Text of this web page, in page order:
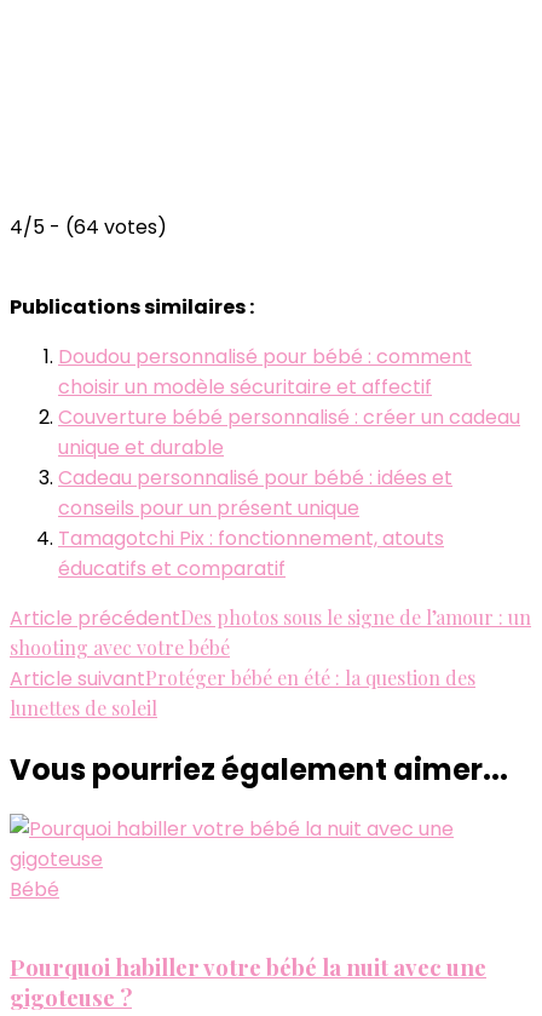
4/5 - (64 votes)
Publications similaires :
Doudou personnalisé pour bébé : comment
choisir un modèle sécuritaire et affectif
Couverture bébé personnalisé : créer un cadeau
unique et durable
Cadeau personnalisé pour bébé : idées et
conseils pour un présent unique
Tamagotchi Pix : fonctionnement, atouts
éducatifs et comparatif
Navigation
d'article
Article précédentDes photos sous le signe de l’amour : un
shooting avec votre bébé
Article suivantProtéger bébé en été : la question des
lunettes de soleil
Vous pourriez également aimer...
Bébé
Pourquoi habiller votre bébé la nuit avec une
gigoteuse ?